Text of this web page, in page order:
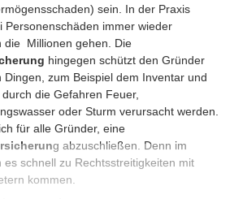
sein. In der Praxis
Personenschäden immer wieder
die Millionen gehen. Die
hingegen schützt den Gründer
Dingen, zum Beispiel dem Inventar und
die Gefahren Feuer,
oder Sturm verursacht werden.
für alle Gründer, eine
g abzuschließen. Denn im
schnell zu Rechtsstreitigkeiten mit
kommen.